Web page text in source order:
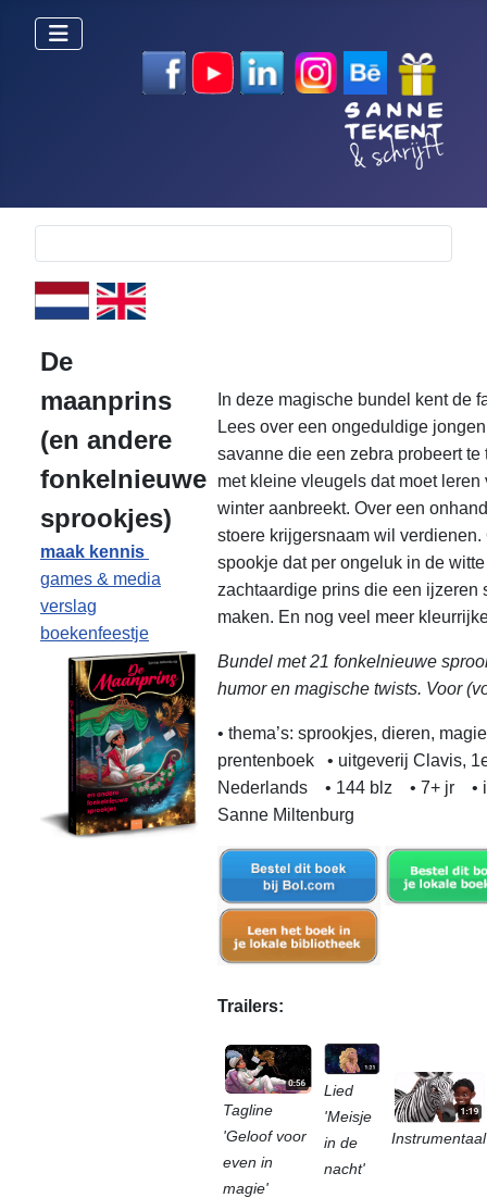
Selecteer de taal
De
maanprins
(en andere
fonkelnieuwe
sprookjes)
maak kennis
games & media
verslag
boekenfeestje
In deze magische bundel kent de
Lees over een ongeduldige
savanne die een zebra probeert te
met kleine vleugels dat moet
winter aanbreekt. Over een
stoere krijgersnaam wil
spookje dat per ongeluk in de
zachtaardige prins die een ijzeren
maken. En nog veel meer
Bundel met 21 fonkelnieuwe
humor en magische twists. Voor
• thema’s: sprookjes, dieren,
prentenboek • uitgeverij Clavis,
Nederlands • 144 blz • 7+ jr •
Sanne Miltenburg
Trailers:
Tagline
'Geloof voor
even in
magie'
Lied
'Meisje
in de
nacht'
Instrumentaal